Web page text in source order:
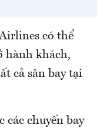
có thể
hành khách,
cả sân bay tại
các chuyến bay